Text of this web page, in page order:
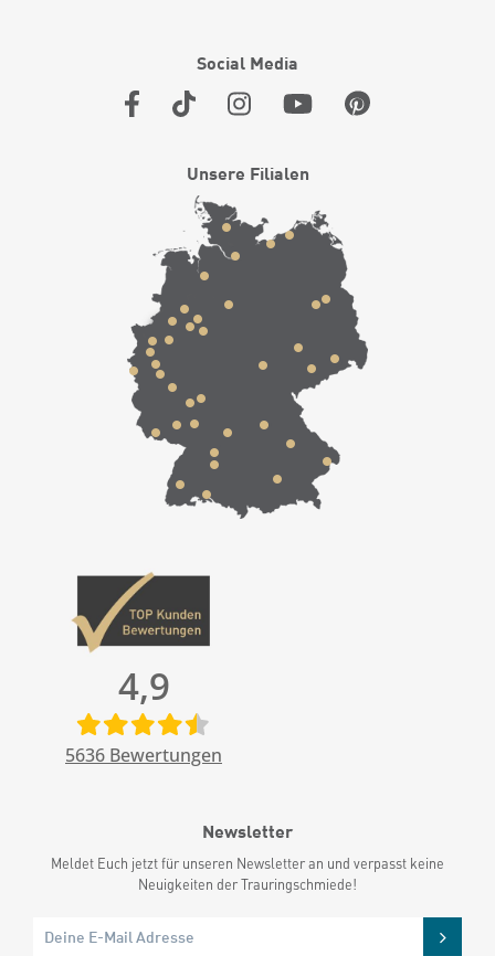
Social Media
Unsere Filialen
4,9
5636 Bewertungen
Newsletter
Meldet Euch jetzt für unseren Newsletter an und verpasst keine
Neuigkeiten der Trauringschmiede!